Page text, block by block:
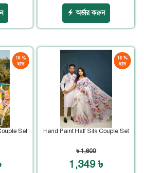
অর্ডার করুন
16 %
ছাড়
Set
16 %
ছাড়
Hand Paint Half Silk Couple Set
৳ 1,600
1,349 ৳